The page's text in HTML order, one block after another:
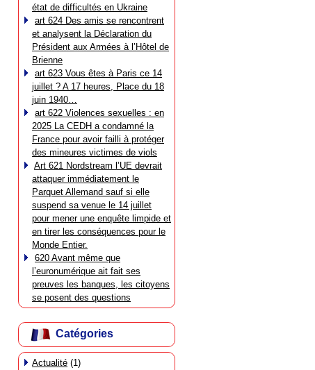
état de difficultés en Ukraine
art 624 Des amis se rencontrent
et analysent la Déclaration du
Président aux Armées à l’Hôtel de
Brienne
art 623 Vous êtes à Paris ce 14
juillet ? A 17 heures, Place du 18
juin 1940…
art 622 Violences sexuelles : en
2025 La CEDH a condamné la
France pour avoir failli à protéger
des mineures victimes de viols
Art 621 Nordstream l’UE devrait
attaquer immédiatement le
Parquet Allemand sauf si elle
suspend sa venue le 14 juillet
pour mener une enquête limpide et
en tirer les conséquences pour le
Monde Entier.
620 Avant même que
l’euronumérique ait fait ses
preuves les banques, les citoyens
se posent des questions
Catégories
Actualité (1)